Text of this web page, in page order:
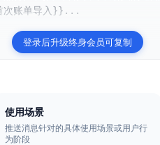
次账单导入}}...
登录后升级终身会员可复制
使用场景
推送消息针对的具体使用场景或用户行
为阶段